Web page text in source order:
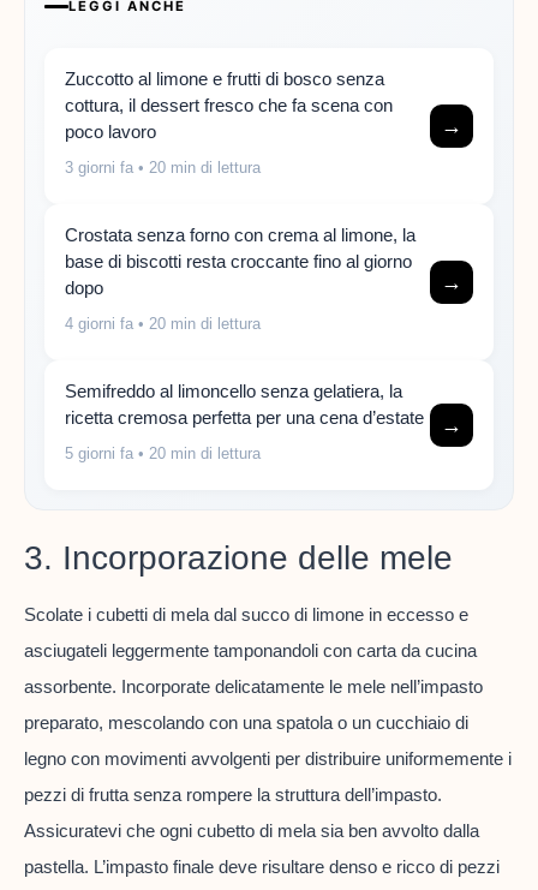
LEGGI ANCHE
Zuccotto al limone e frutti di bosco senza
cottura, il dessert fresco che fa scena con
poco lavoro
3 giorni fa • 20 min di lettura
→
Crostata senza forno con crema al limone, la
base di biscotti resta croccante fino al giorno
dopo
4 giorni fa • 20 min di lettura
→
Semifreddo al limoncello senza gelatiera, la
ricetta cremosa perfetta per una cena d’estate
5 giorni fa • 20 min di lettura
→
3. Incorporazione delle mele
Scolate i cubetti di mela dal succo di limone in eccesso e
asciugateli leggermente tamponandoli con carta da cucina
assorbente. Incorporate delicatamente le mele nell’impasto
preparato, mescolando con una spatola o un cucchiaio di
legno con movimenti avvolgenti per distribuire uniformemente i
pezzi di frutta senza rompere la struttura dell’impasto.
Assicuratevi che ogni cubetto di mela sia ben avvolto dalla
pastella. L’impasto finale deve risultare denso e ricco di pezzi